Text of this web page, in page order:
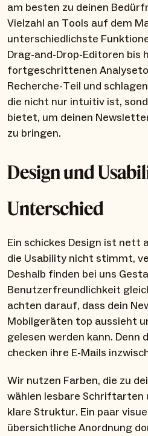
am besten zu deinen
Vielzahl an Tools auf dem
unterschiedlichste
Drag-and-Drop-Editoren bis
fortgeschrittenen
Recherche-Teil und
die nicht nur intuitiv ist,
bietet, um deinen
zu bringen.
Design und
Unterschied
Ein schickes Design ist nett
die Usability nicht stimmt,
Deshalb finden bei uns
Benutzerfreundlichkeit
achten darauf, dass dein
Mobilgeräten top aussieht
gelesen werden kann. Denn
checken ihre E-Mails
Wir nutzen Farben, die zu
wählen lesbare Schriftarten
klare Struktur. Ein paar
übersichtliche Anordnung